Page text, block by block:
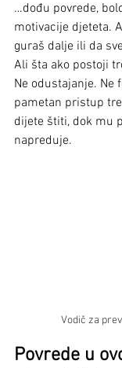
…dođu povrede,
motivacije djeteta.
guraš dalje ili da
Ali šta ako postoji
Ne odustajanje. Ne
pametan pristup
dijete štiti, dok mu
napreduje.
Vodič za
Povrede u